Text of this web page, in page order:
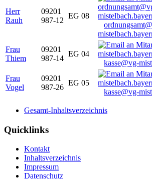
Herr
Rauh
09201
987-12
EG 08
Frau
Thiem
09201
987-14
EG 04
kasse@vg-
Frau
Vogel
09201
987-26
EG 05
kasse@vg-
Gesamt-Inhaltsverzeichnis
Quicklinks
Kontakt
Inhaltsverzeichnis
Impressum
Datenschutz